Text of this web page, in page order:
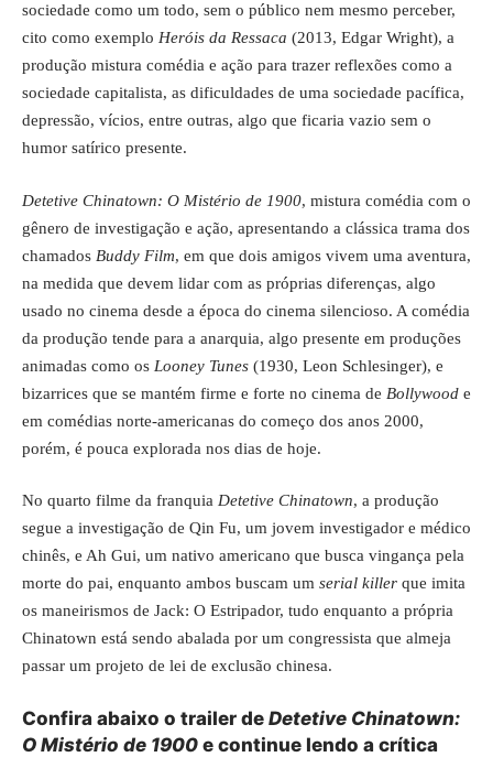
sociedade como um todo, sem o público nem mesmo perceber,
cito como exemplo Heróis da Ressaca (2013, Edgar Wright), a
produção mistura comédia e ação para trazer reflexões como a
sociedade capitalista, as dificuldades de uma sociedade pacífica,
depressão, vícios, entre outras, algo que ficaria vazio sem o
humor satírico presente.
Detetive Chinatown: O Mistério de 1900, mistura comédia com o
gênero de investigação e ação, apresentando a clássica trama dos
chamados Buddy Film, em que dois amigos vivem uma aventura,
na medida que devem lidar com as próprias diferenças, algo
usado no cinema desde a época do cinema silencioso. A comédia
da produção tende para a anarquia, algo presente em produções
animadas como os Looney Tunes (1930, Leon Schlesinger), e
bizarrices que se mantém firme e forte no cinema de Bollywood e
em comédias norte-americanas do começo dos anos 2000,
porém, é pouca explorada nos dias de hoje.
No quarto filme da franquia Detetive Chinatown, a produção
segue a investigação de Qin Fu, um jovem investigador e médico
chinês, e Ah Gui, um nativo americano que busca vingança pela
morte do pai, enquanto ambos buscam um serial killer que imita
os maneirismos de Jack: O Estripador, tudo enquanto a própria
Chinatown está sendo abalada por um congressista que almeja
passar um projeto de lei de exclusão chinesa.
Confira abaixo o trailer de Detetive Chinatown:
O Mistério de 1900 e continue lendo a crítica